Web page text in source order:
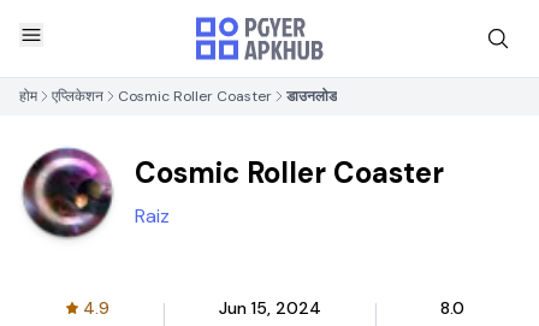
होम एप्लिकेशन Cosmic Roller Coaster डाउनलोड
Cosmic Roller Coaster
Raiz
4.9 Jun 15, 2024 8.0